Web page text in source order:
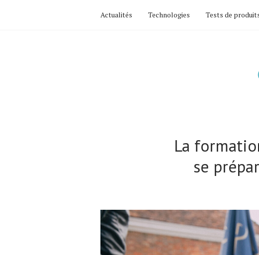
Actualités Technologies Tests de
La
se